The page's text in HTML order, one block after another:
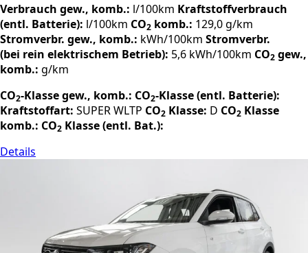
Verbrauch gew., komb.: l/100km Kraftstoffverbrauch
(entl. Batterie): l/100km CO2 komb.: 129,0 g/km
Stromverbr. gew., komb.: kWh/100km Stromverbr.
(bei rein elektrischem Betrieb): 5,6 kWh/100km CO2 gew.,
komb.: g/km
CO2-Klasse gew., komb.: CO2-Klasse (entl. Batterie):
Kraftstoffart: SUPERWLTP CO2 Klasse: D CO2 Klasse
komb.: CO2 Klasse (entl. Bat.):
Details